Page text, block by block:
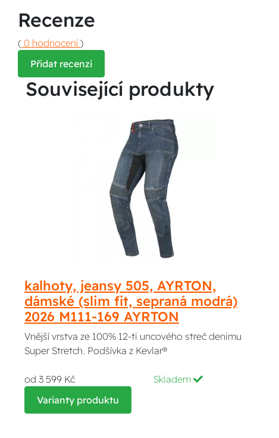
Recenze
( 0 hodnocení )
Přidat recenzi
Související produkty
kalhoty, jeansy 505, AYRTON,
dámské (slim fit, sepraná modrá)
2026 M111-169 AYRTON
Vnější vrstva ze 100% 12-ti uncového streč denimu
Super Stretch. Podšívka z Kevlar®
od 3 599 Kč
Skladem
Varianty produktu